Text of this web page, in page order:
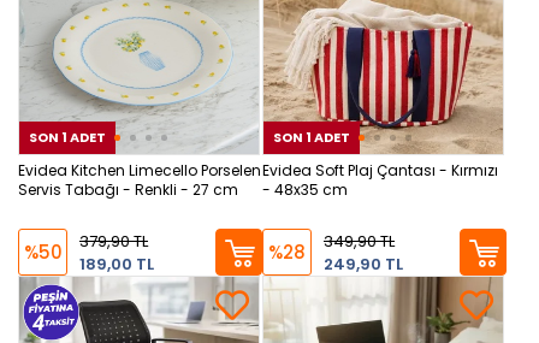
SON 1 ADET SON 1 ADET
Evidea Kitchen Limecello Porselen
Servis Tabağı - Renkli - 27 cm
%50
379,90 TL
189,00 TL
SON 1 ADET
Evidea Soft Plaj Çantası - Kırmızı
- 48x35 cm
%28
349,90 TL
249,90 TL